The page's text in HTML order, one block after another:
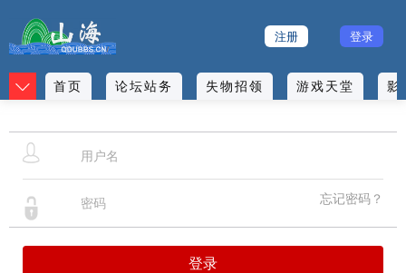
注册 登录
首页 论坛站务 失物招领 游戏天堂 影
忘记密码？